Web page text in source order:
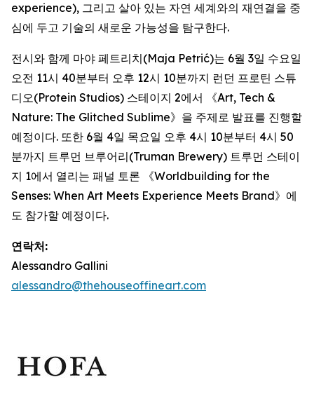
experience), 그리고 살아 있는 자연 세계와의 재연결을 중
심에 두고 기술의 새로운 가능성을 탐구한다.
전시와 함께 마야 페트리치(Maja Petrić)는 6월 3일 수요일
오전 11시 40분부터 오후 12시 10분까지 런던 프로틴 스튜
디오(Protein Studios) 스테이지 2에서 《Art, Tech &
Nature: The Glitched Sublime》을 주제로 발표를 진행할
예정이다. 또한 6월 4일 목요일 오후 4시 10분부터 4시 50
분까지 트루먼 브루어리(Truman Brewery) 트루먼 스테이
지 1에서 열리는 패널 토론 《Worldbuilding for the
Senses: When Art Meets Experience Meets Brand》에
도 참가할 예정이다.
연락처:
Alessandro Gallini
alessandro@thehouseoffineart.com